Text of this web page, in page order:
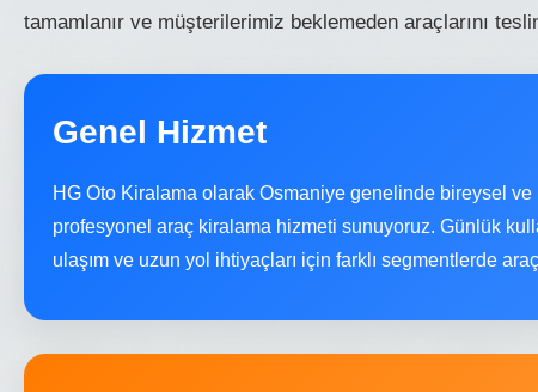
tamamlanır ve müşterilerimiz beklemeden araçlarını
Genel Hizmet
HG Oto Kiralama olarak Osmaniye genelinde bireysel
profesyonel araç kiralama hizmeti sunuyoruz. Günlük
ulaşım ve uzun yol ihtiyaçları için farklı segmentlerde